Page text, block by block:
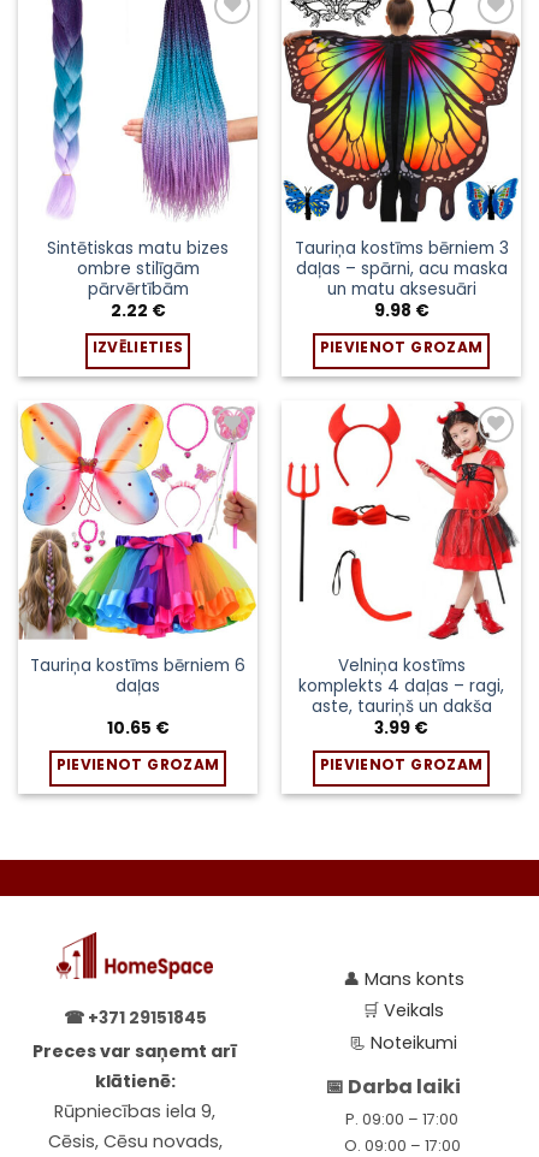
Pievienot
sarakstam
Sintētiskas matu bizes
ombre stilīgām
pārvērtībām
2.22 €
IZVĒLIETIES
This
product
has
multiple
variants.
The
options
may
be
chosen
on
the
product
Pievienot
sarakstam
Tauriņa kostīms bērniem 3
daļas – spārni, acu maska
un matu aksesuāri
9.98 €
PIEVIENOT GROZAM
Pievienot
sarakstam
Tauriņa kostīms bērniem 6
daļas
10.65 €
PIEVIENOT GROZAM
Pievienot
sarakstam
Velniņa kostīms
komplekts 4 daļas – ragi,
aste, tauriņš un dakša
3.99 €
PIEVIENOT GROZAM
☎ +371 29151845
Preces var saņemt arī
klātienē:
Rūpniecības iela 9,
Cēsis, Cēsu novads,
👤 Mans konts
🛒Veikals
📃Noteikumi
📅 Darba laiki
P. 09:00 – 17:00
O. 09:00 – 17:00